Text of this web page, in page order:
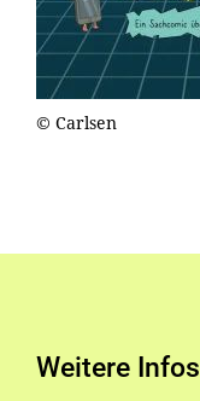
© Carlsen
Weitere Infos